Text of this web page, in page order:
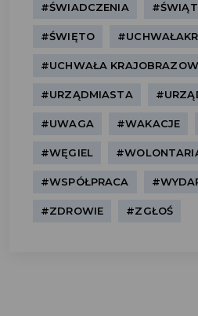
#ŚWIADCZENIA
#ŚWIĘTO
#UCHWAŁA
#URZĄDMIASTA
#UWAGA #WAKACJE
#WĘGIEL
#WSPÓŁPRACA
#ZDROWIE #ZGŁOŚ